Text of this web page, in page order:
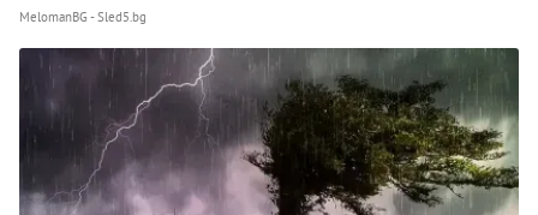
MelomanBG - Sled5.bg